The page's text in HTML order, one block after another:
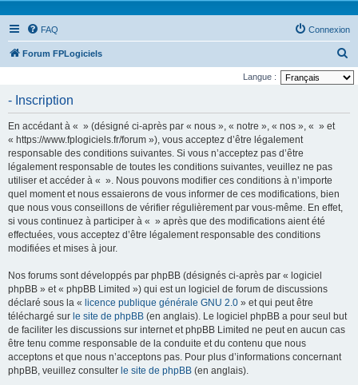
FAQ Connexion
Forum FPLogiciels
e
Langue :
- Inscription
En accédant à « » (désigné ci-après par « nous », « notre », « nos », « » et
« https://www.fplogiciels.fr/forum »), vous acceptez d’être légalement
responsable des conditions suivantes. Si vous n’acceptez pas d’être
légalement responsable de toutes les conditions suivantes, veuillez ne pas
utiliser et accéder à « ». Nous pouvons modifier ces conditions à n’importe
quel moment et nous essaierons de vous informer de ces modifications, bien
que nous vous conseillons de vérifier régulièrement par vous-même. En effet,
si vous continuez à participer à « » après que des modifications aient été
effectuées, vous acceptez d’être légalement responsable des conditions
modifiées et mises à jour.
Nos forums sont développés par phpBB (désignés ci-après par « logiciel
phpBB » et « phpBB Limited ») qui est un logiciel de forum de discussions
déclaré sous la « licence publique générale GNU 2.0 » et qui peut être
téléchargé sur le site de phpBB (en anglais). Le logiciel phpBB a pour seul but
de faciliter les discussions sur internet et phpBB Limited ne peut en aucun cas
être tenu comme responsable de la conduite et du contenu que nous
acceptons et que nous n’acceptons pas. Pour plus d’informations concernant
phpBB, veuillez consulter le site de phpBB (en anglais).